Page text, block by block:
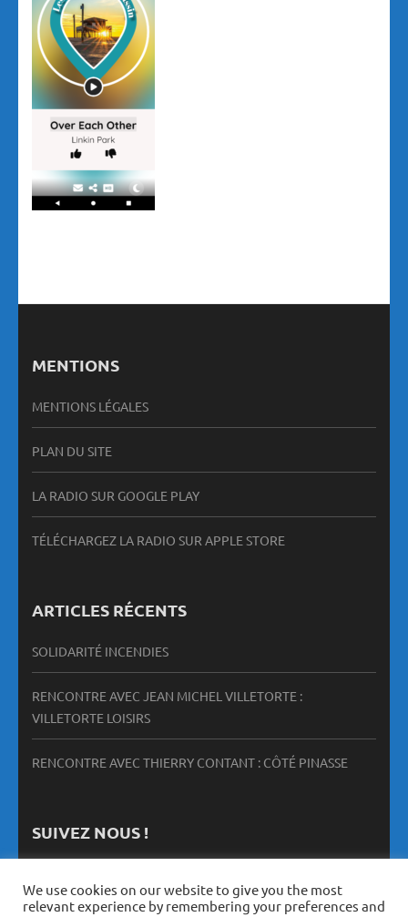
MENTIONS
MENTIONS LÉGALES
PLAN DU SITE
LA RADIO SUR GOOGLE PLAY
TÉLÉCHARGEZ LA RADIO SUR APPLE STORE
ARTICLES RÉCENTS
SOLIDARITÉ INCENDIES
RENCONTRE AVEC JEAN MICHEL VILLETORTE :
VILLETORTE LOISIRS
RENCONTRE AVEC THIERRY CONTANT : CÔTÉ PINASSE
SUIVEZ NOUS !
We use cookies on our website to give you the most
relevant experience by remembering your preferences and